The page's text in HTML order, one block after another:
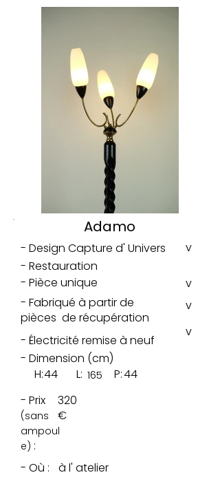
- Design Capture d' Univers
- Restauration
- Pièce unique
- Fabriqué à partir de
pièces de récupération
- Électricité remise à neuf
v
v
v
v
- Dimension (cm)
H:
L:
44 P:44
165
- Prix
(sans
ampoul
e) :
320
€
- Où : à l' atelier
Adamo